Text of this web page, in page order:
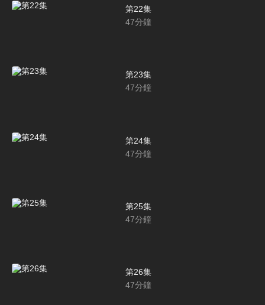
第22集
47分鐘
第23集
47分鐘
第24集
47分鐘
第25集
47分鐘
第26集
47分鐘